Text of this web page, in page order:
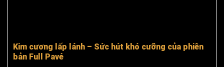
Kim cương lấp lánh – Sức hút khó cưỡng của phiên
bản Full Pavé